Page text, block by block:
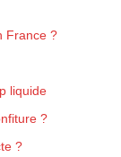
France ?
liquide
?
?